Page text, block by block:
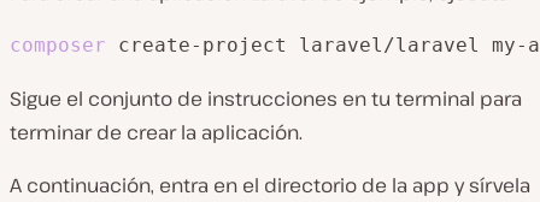
composer create-project laravel/laravel my-
Sigue el conjunto de instrucciones en tu terminal para
terminar de crear la aplicación.
A continuación, entra en el directorio de la app y sírvela